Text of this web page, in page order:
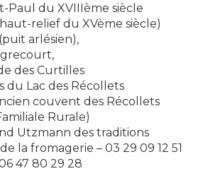
Paul du XVIIIème siècle
relief du XVème siècle)
arlésien),
des Curtilles
du Lac des Récollets
couvent des Récollets
Rurale)
Utzmann des traditions
la fromagerie – 03 29 09 12 51
47 80 29 28